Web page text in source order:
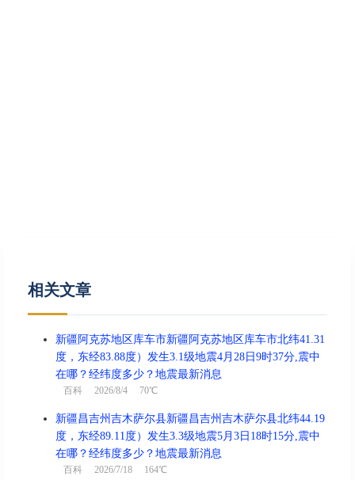
相关文章
新疆阿克苏地区库车市新疆阿克苏地区库车市北纬41.31
度，东经83.88度）发生3.1级地震4月28日9时37分,震中
在哪？经纬度多少？地震最新消息
百科 2026/8/4 70℃
新疆昌吉州吉木萨尔县新疆昌吉州吉木萨尔县北纬44.19
度，东经89.11度）发生3.3级地震5月3日18时15分,震中
在哪？经纬度多少？地震最新消息
百科 2026/7/18 164℃